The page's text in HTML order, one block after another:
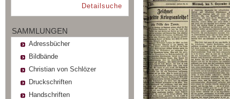
Detailsuche
SAMMLUNGEN
Adressbücher
Bildbände
Christian von Schlözer
Druckschriften
Handschriften